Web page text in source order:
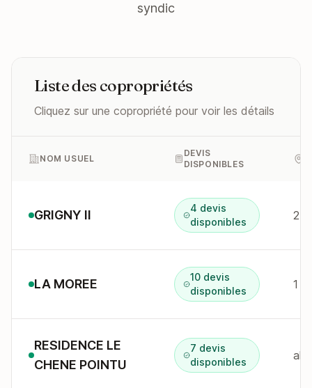
syndic
Liste des copropriétés
Cliquez sur une copropriété pour voir les détails
NOM USUEL
DEVIS
DISPONIBLES
GRIGNY II
4 devis
disponibles
2
LA MOREE
10 devis
disponibles
1 r
RESIDENCE LE
CHENE POINTU
7 devis
disponibles
all